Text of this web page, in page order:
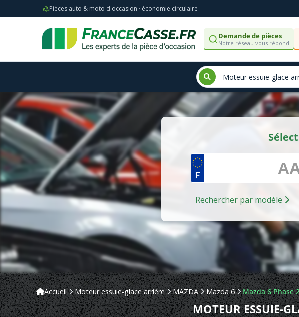
Pièces auto & moto d'occasion · économie circulaire
Demande de pièces
Notre réseau vous répond
Rechercher par modèle
Accueil Moteur essuie-glace arrière MAZDA Mazda 6 Mazda 6 Phase
MOTEUR ESSUIE-